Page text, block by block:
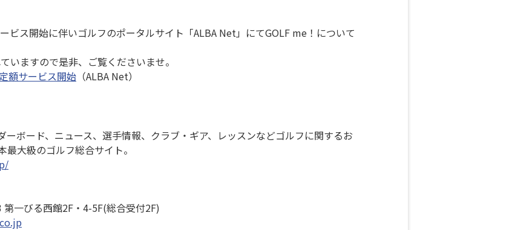
ビス開始に伴いゴルフのポータルサイト「ALBA Net」にてGOLF me！について
いますので是非、ご覧くださいませ。
額サービス開始 （ALBA Net）
ーボード、ニュース、選手情報、クラブ・ギア、レッスンなどゴルフに関するお
大級のゴルフ総合サイト。
一びる西館2F・4-5F(総合受付2F)